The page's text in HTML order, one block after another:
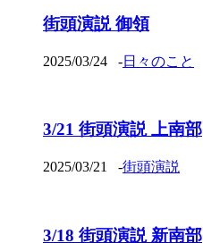
街頭演説 御領
2025/03/24 -日々のこと
3/21 街頭演説 上南部
2025/03/21 -街頭演説
3/18 街頭演説 新南部